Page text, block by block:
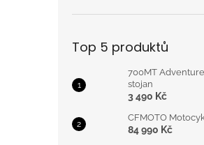
Top 5 produktů
700MT
stojan
3 490 Kč
CFMOTO
84 990 Kč